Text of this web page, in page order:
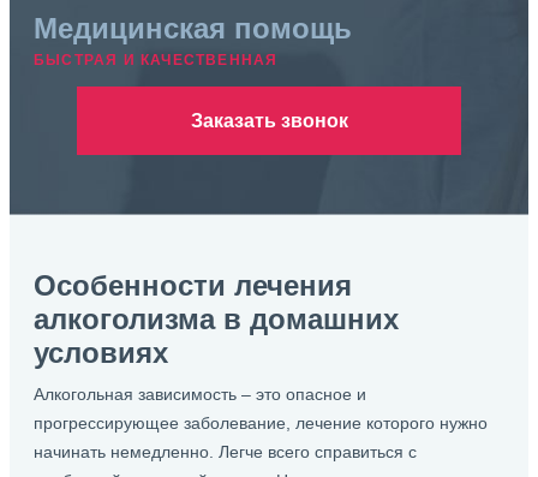
Медицинская помощь
БЫСТРАЯ И КАЧЕСТВЕННАЯ
Заказать звонок
Особенности лечения
алкоголизма в домашних
условиях
Алкогольная зависимость – это опасное и
прогрессирующее заболевание, лечение которого нужно
начинать немедленно. Легче всего справиться с